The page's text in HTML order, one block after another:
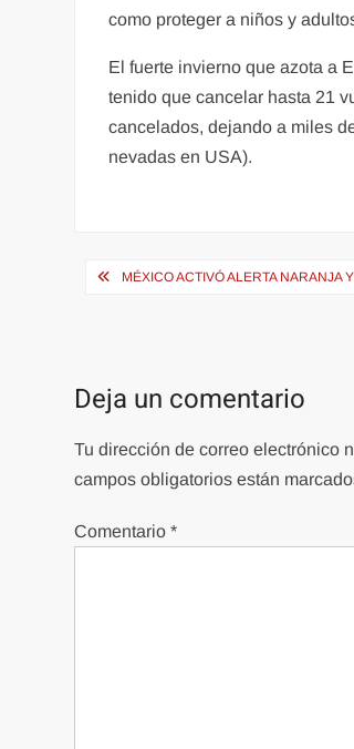
como proteger a niños y
El fuerte invierno que azota a
tenido que cancelar hasta 21
cancelados, dejando a miles
nevadas en USA).
Navegación
MÉXICO ACTIVÓ ALERTA NARANJA
Deja un comentario
Tu dirección de correo electrónico
campos obligatorios están
Comentario*